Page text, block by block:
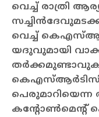
വെച്ച് രാത്രി
വെച്ച്
യദുവുമായി
കന്റോണ്‍മെന്റ്